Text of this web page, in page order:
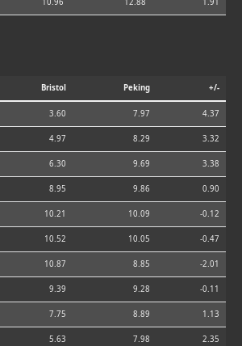
10.96 12.88 1.91
Bristol Peking +/-
3.60 7.97 4.37
4.97 8.29 3.32
6.30 9.69 3.38
8.95 9.86 0.90
10.21 10.09 -0.12
10.52 10.05 -0.47
10.87 8.85 -2.01
9.39 9.28 -0.11
7.75 8.89 1.13
5.63 7.98 2.35